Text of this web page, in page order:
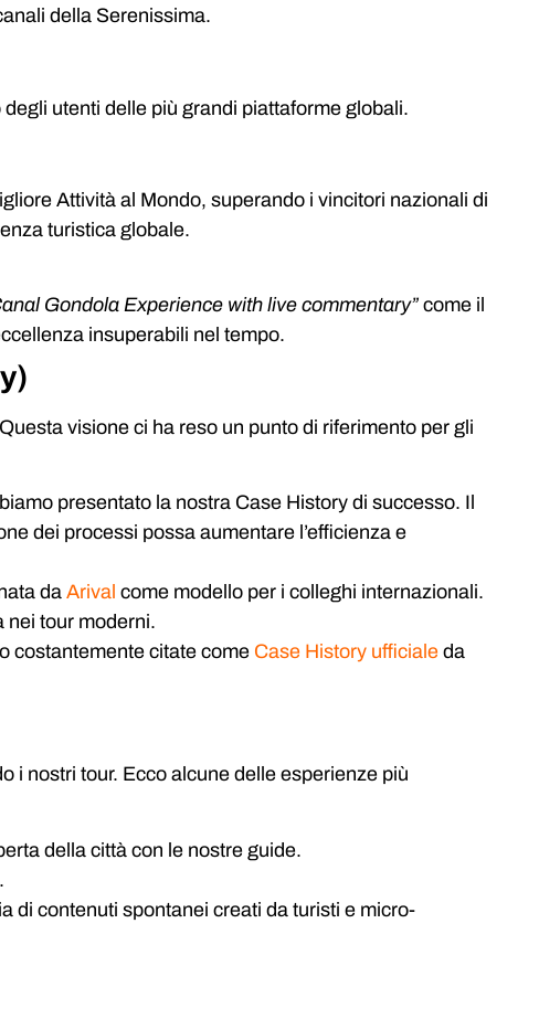
della Serenissima.
utenti delle più grandi piattaforme globali.
Attività al Mondo, superando i vincitori nazionali di
turistica globale.
Gondola Experience with live commentary”come il
insuperabili nel tempo.
visione ci ha reso un punto di riferimento per gli
presentato la nostra Case History di successo. Il
dei processi possa aumentare l’efficienza e
da Arival come modello per i colleghi internazionali.
nei tour moderni.
costantemente citate come Case History ufficiale da
i nostri tour. Ecco alcune delle esperienze più
della città con le nostre guide.
.
di contenuti spontanei creati da turisti e micro-